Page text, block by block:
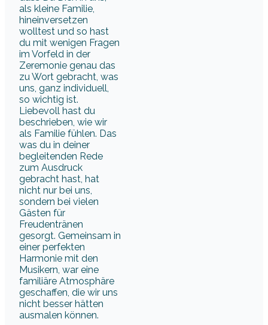
als kleine Familie,
hineinversetzen
wolltest und so hast
du mit wenigen Fragen
im Vorfeld in der
Zeremonie genau das
zu Wort gebracht, was
uns, ganz individuell,
so wichtig ist.
Liebevoll hast du
beschrieben, wie wir
als Familie fühlen. Das
was du in deiner
begleitenden Rede
zum Ausdruck
gebracht hast, hat
nicht nur bei uns,
sondern bei vielen
Gästen für
Freudentränen
gesorgt. Gemeinsam in
einer perfekten
Harmonie mit den
Musikern, war eine
familiäre Atmosphäre
geschaffen, die wir uns
nicht besser hätten
ausmalen können.